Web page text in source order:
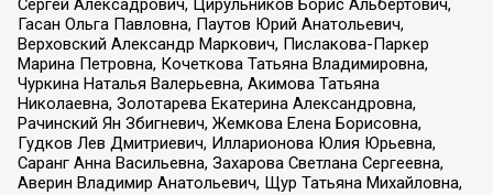
Сергей Алексадрович, Цирульников Борис Альбертович,
Гасан Ольга Павловна, Паутов Юрий Анатольевич,
Верховский Александр Маркович, Пислакова-Паркер
Марина Петровна, Кочеткова Татьяна Владимировна,
Чуркина Наталья Валерьевна, Акимова Татьяна
Николаевна, Золотарева Екатерина Александровна,
Рачинский Ян Збигневич, Жемкова Елена Борисовна,
Гудков Лев Дмитриевич, Илларионова Юлия Юрьевна,
Саранг Анна Васильевна, Захарова Светлана Сергеевна,
Аверин Владимир Анатольевич, Щур Татьяна Михайловна,